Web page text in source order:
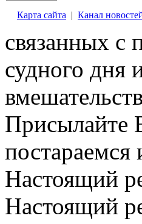
Карта сайта | Канал
связанных с
судного дня
Присылайте
постараемся
Настоящий
Настоящий